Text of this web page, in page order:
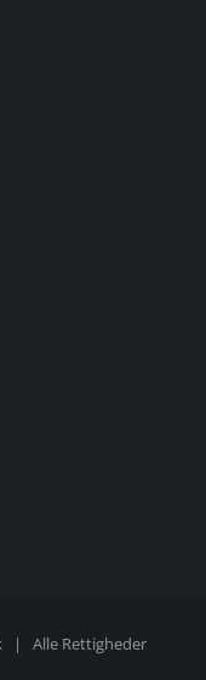
| Alle Rettigheder